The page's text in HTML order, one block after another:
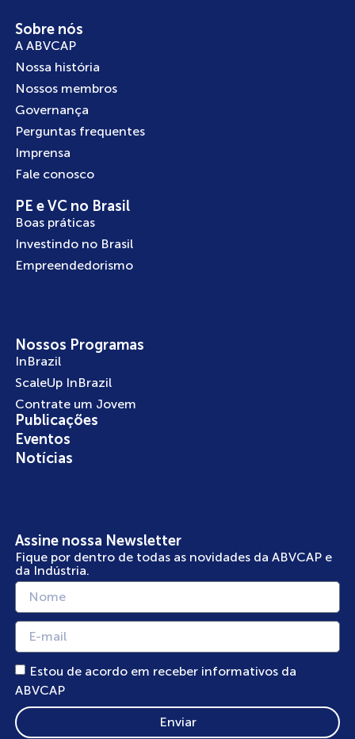
Sobre nós
A ABVCAP
Nossa história
Nossos membros
Governança
Perguntas frequentes
Imprensa
Fale conosco
PE e VC no Brasil
Boas práticas
Investindo no Brasil
Empreendedorismo
Nossos Programas
InBrazil
ScaleUp InBrazil
Contrate um Jovem
Publicações
Eventos
Notícias
Assine nossa Newsletter
Fique por dentro de todas as novidades da ABVCAP e
da Indústria.
Estou de acordo em receber informativos da
ABVCAP
Enviar